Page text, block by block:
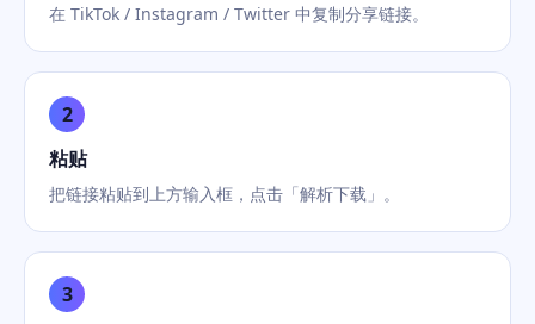
在 TikTok / Instagram / Twitter 中复制分享链接。
2
粘贴
把链接粘贴到上方输入框，点击「解析下载」。
3